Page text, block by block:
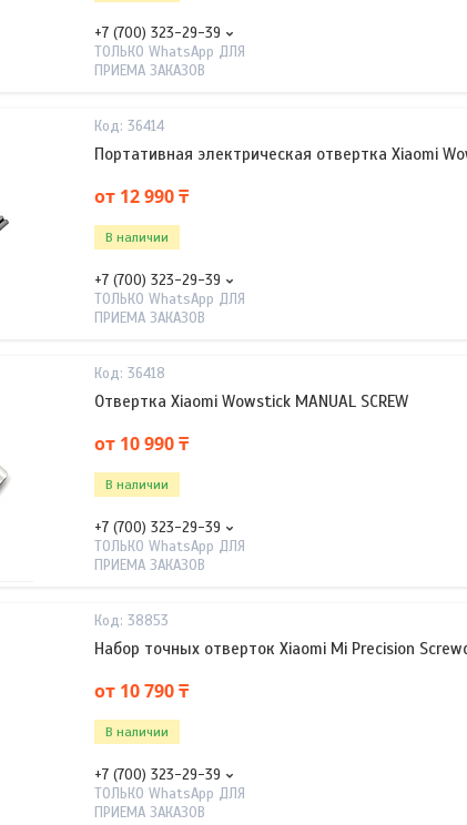
+7 (700) 323-29-39
ТОЛЬКО WhatsApp ДЛЯ
ПРИЕМА ЗАКАЗОВ
36414
Портативная электрическая отвертка Xiaomi
от 12 990 ₸
В наличии
+7 (700) 323-29-39
ТОЛЬКО WhatsApp ДЛЯ
ПРИЕМА ЗАКАЗОВ
36418
Отвертка Xiaomi Wowstick MANUAL SCREW
от 10 990 ₸
В наличии
+7 (700) 323-29-39
ТОЛЬКО WhatsApp ДЛЯ
ПРИЕМА ЗАКАЗОВ
38853
Набор точных отверток Xiaomi Mi Precision
от 10 790 ₸
В наличии
+7 (700) 323-29-39
ТОЛЬКО WhatsApp ДЛЯ
ПРИЕМА ЗАКАЗОВ